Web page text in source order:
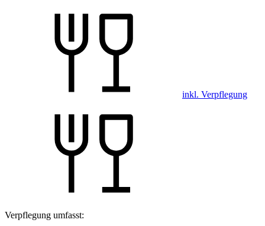
inkl. Verpflegung
Verpflegung umfasst: